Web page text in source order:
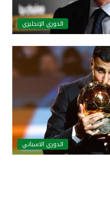
الدوري الإنجليزي
الدوري الاسباني